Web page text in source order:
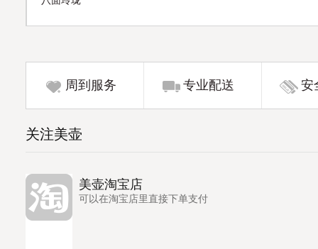
周到服务 专业配送 安
关注美壶
美壶淘宝店
可以在淘宝店里直接下单支付